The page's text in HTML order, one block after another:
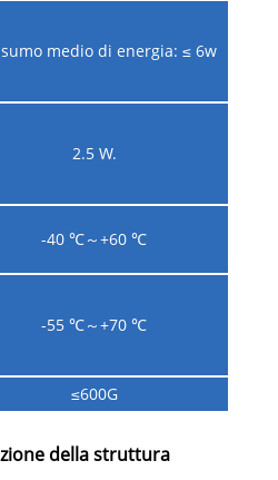
medio di energia: ≤ 6w
2.5 W.
-40 ℃～+60 ℃
-55 ℃～+70 ℃
≤600G
della struttura